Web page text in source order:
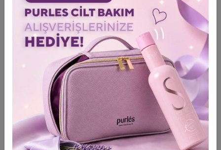
+ 3
Boyama Bakım Bir Arada Maske
500 ml
3.446,00 TL 4.652,00 TL
Shipping To
+ 3
NYCE Dyemask Yarı Kalıcı
Boyama Bakım Bir Arada Maske
250 ml
1.954,00 TL 2.638,00 TL
ColoristPRO Giriş
Shipping To